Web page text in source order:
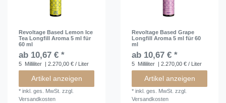
Revoltage Based Lemon Ice
Tea Longfill Aroma 5 ml für
60 ml
ab 10,67 € *
5 Milliliter | 2.270,00 € / Liter
Artikel anzeigen
*inkl. ges. MwSt. zzgl.
Versandkosten
Revoltage Based Grape
Longfill Aroma 5 ml für 60
ml
ab 10,67 € *
5 Milliliter | 2.270,00 € / Liter
Artikel anzeigen
*inkl. ges. MwSt. zzgl.
Versandkosten